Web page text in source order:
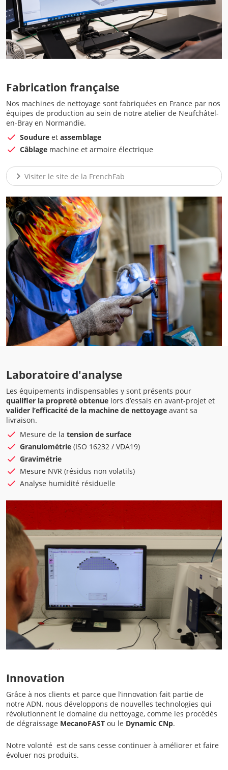
Fabrication française
Nos machines de nettoyage sont fabriquées en France par nos
équipes de production au sein de notre atelier de Neufchâtel-
en-Bray en Normandie.
Soudure et assemblage
Câblage machine et armoire électrique
chevron_right Visiter le site de la FrenchFab
Laboratoire d'analyse
Les équipements indispensables y sont présents pour
qualifier la propreté obtenue lors d’essais en avant-projet et
valider l’efficacité de la machine de nettoyage avant sa
livraison.
Mesure de la tension de surface
Granulométrie (ISO 16232 / VDA19)
Gravimétrie
Mesure NVR (résidus non volatils)
Analyse humidité résiduelle
Innovation
Grâce à nos clients et parce que l’innovation fait partie de
notre ADN, nous développons de nouvelles technologies qui
révolutionnent le domaine du nettoyage, comme les procédés
de dégraissage MecanoFAST ou le Dynamic CNp.
Notre volonté est de sans cesse continuer à améliorer et faire
évoluer nos produits.